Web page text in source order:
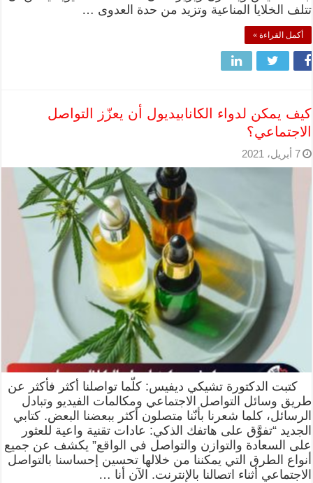
تتلف الخلايا المناعية وتزيد من حدة العدوى …
أكمل القراءة »
كيف يمكن لدواء الكانابيديول أن يعزّز التواصل
الاجتماعي؟
7 أبريل، 2021
كتبت الدكتورة تشيكي ديفيس: كلّما تواصلنا أكثر فأكثر عن
طريق وسائل التواصل الاجتماعي ومكالمات الفيديو وتبادل
الرسائل، كلما شعرنا بأنّنا متصلون أكثر ببعضنا البعض. كتابي
الجديد “تفوَّق على هاتفك الذكي: عادات تقنية واعية للعثور
على السعادة والتوازن والتواصل في الواقع” يكشف عن جميع
أنواع الطرق التي يمكننا من خلالها تحسين إحساسنا بالتواصل
الاجتماعي أثناء اتصالنا بالإنترنت. الآن أنا …